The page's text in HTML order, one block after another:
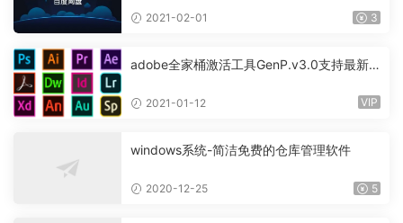
2021-02-01 3
adobe全家桶激活工具GenP.v3.0支持最新2
2021-01-12 VIP
windows系统-简洁免费的仓库管理软件
2020-12-25 5